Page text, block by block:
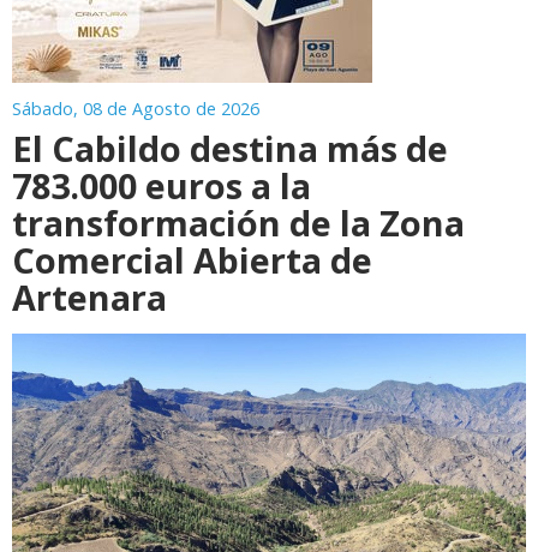
Sábado, 08 de Agosto de 2026
El Cabildo destina más de
783.000 euros a la
transformación de la Zona
Comercial Abierta de
Artenara